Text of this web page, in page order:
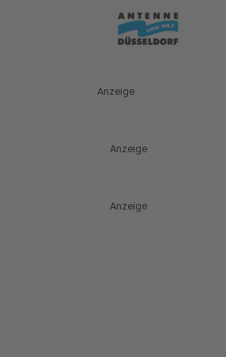
Anzeige
Anzeige
Anzeige